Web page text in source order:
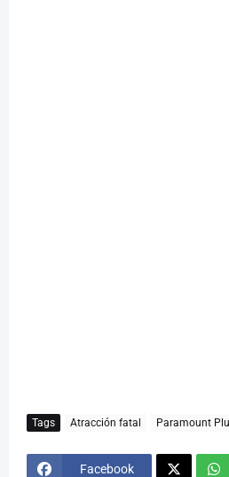
Tags Atracción fatal Paramount
Facebook